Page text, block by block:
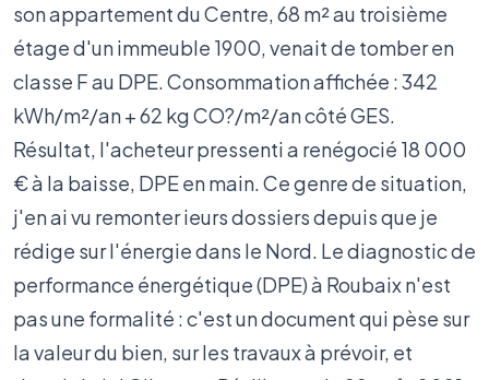
son appartement du Centre, 68 m² au troisième
étage d'un immeuble 1900, venait de tomber en
classe F au DPE. Consommation affichée : 342
kWh/m²/an + 62 kg CO?/m²/an côté GES.
Résultat, l'acheteur pressenti a renégocié 18 000
€ à la baisse, DPE en main. Ce genre de situation,
j'en ai vu remonter ieurs dossiers depuis que je
rédige sur l'énergie dans le Nord. Le diagnostic de
performance énergétique (DPE) à Roubaix n'est
pas une formalité : c'est un document qui pèse sur
la valeur du bien, sur les travaux à prévoir, et